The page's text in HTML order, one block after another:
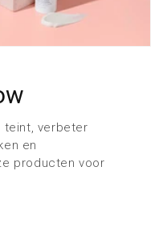
teint, verbeter
en
producten voor